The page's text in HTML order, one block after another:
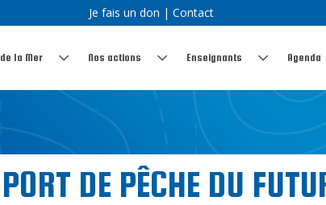
Je fais un don | Contact
la Mer Nos actions Enseignants Agenda
DE PÊCHE DU